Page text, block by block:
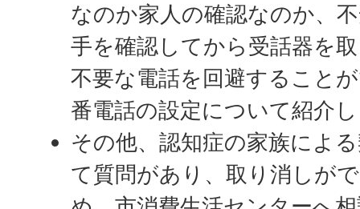
なのか家人の確認なのか、
手を確認してから受話器を
不要な電話を回避すること
番電話の設定について紹介
その他、認知症の家族によ
て質問があり、取り消しが